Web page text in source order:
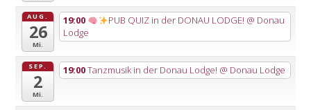
AUG.
26
Mi.
19:00 PUB QUIZ in der DONAU LODGE! @ Donau
Lodge
SEP.
2
Mi.
19:00Tanzmusik in der Donau Lodge! @ Donau Lodge